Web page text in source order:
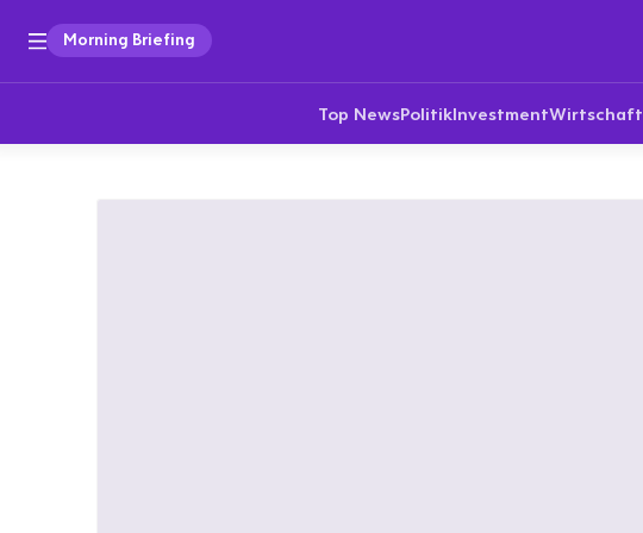
Morning Briefing
Top NewsPolitikInvestmentWirtschaft